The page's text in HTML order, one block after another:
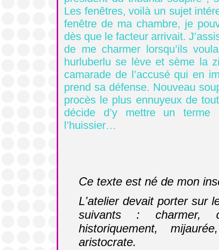
Les fenêtres, voilà un sujet
fenêtre de ma chambre, je
dès que le facteur arrivait.
de me charmer lorsqu’ils
hurluberlu se lève et sème la
camarade de l’accusé qui en
prend sa défense. Nouveau
procès le plus ennuyeux de
décide d’y mettre un
l’huissier…
Ce texte est né de mon
L'atelier devait porter sur
suivants : charmer,
historiquement,
aristocrate.